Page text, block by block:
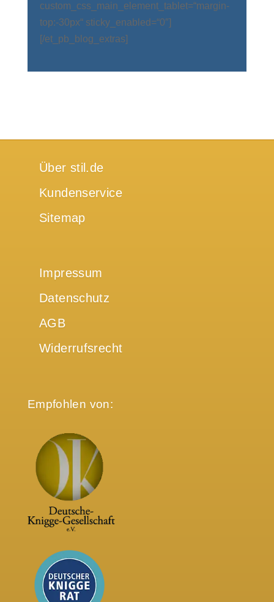
custom_css_main_element_tablet=“margin-
top:-30px“ sticky_enabled=“0″]
[/et_pb_blog_extras]
Über stil.de
Kundenservice
Sitemap
Impressum
Datenschutz
AGB
Widerrufsrecht
Empfohlen von: